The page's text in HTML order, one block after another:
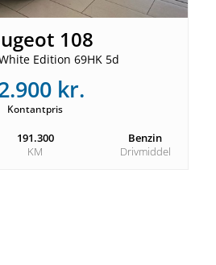
108
Edition 69HK 5d
kr.
Kontantpris
191.300
KM
Benzin
Drivmiddel